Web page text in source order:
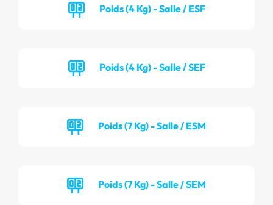
Poids (4 Kg) - Salle / ESF
Poids (4 Kg) - Salle / SEF
Poids (7 Kg) - Salle / ESM
Poids (7 Kg) - Salle / SEM